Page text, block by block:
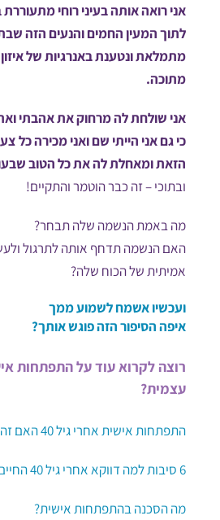
אני רואה אותה בעיני רוחי
לתוך המעין החמים והנעים הזה
מתמלאת ונטענת באנרגיות של
מתוכה.
אני שולחת לה מרחוק את אהבתי
כי גם אני הייתי שם ואני מכירה כל
הזאת ומאחלת לה את כל הטוב
ובתוכי – זה כבר הוטמר והתקיים!
מה באמת הנשמה שלה תבחר?
האם הנשמה תדחף אותה לתרגול
אמיתית של הכוח שלה?
ועכשיו אשמח לשמוע ממך
איפה הסיפור הזה פוגש אותך?
רוצה לקרוא עוד על התפתחות
עצמית?
התפתחות אישית אחרי גיל 40 האם זה שונה?
6 סיבות למה דווקא אחרי גיל 40 החיים יותר טובים
מה הסכנה בהתפתחות אישית?